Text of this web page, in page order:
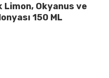
Limon, Okyanus ve
150 ML